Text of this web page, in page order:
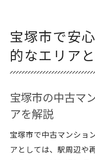
宝塚市で安
的なエリア
宝塚市の中古マ
アを解説
宝塚市で中古マンショ
アとしては、駅周辺や